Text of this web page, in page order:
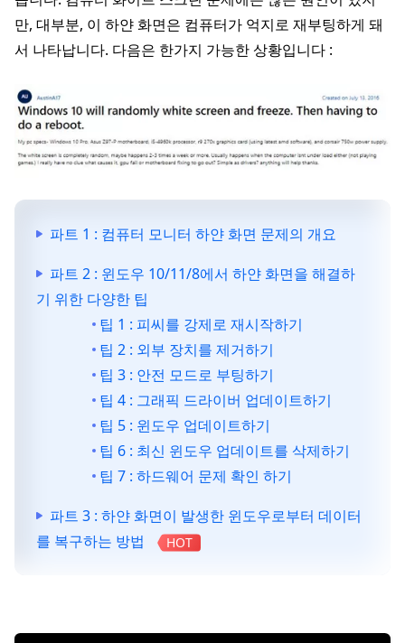
만, 대부분, 이 하얀 화면은 컴퓨터가 억지로 재부팅하게 돼
서 나타납니다. 다음은 한가지 가능한 상황입니다 :
파트 1 : 컴퓨터 모니터 하얀 화면 문제의 개요
파트 2 : 윈도우 10/11/8에서 하얀 화면을 해결하
기 위한 다양한 팁
팁 1 : 피씨를 강제로 재시작하기
팁 2 : 외부 장치를 제거하기
팁 3 : 안전 모드로 부팅하기
팁 4 : 그래픽 드라이버 업데이트하기
팁 5 : 윈도우 업데이트하기
팁 6 : 최신 윈도우 업데이트를 삭제하기
팁 7 : 하드웨어 문제 확인 하기
파트 3 : 하얀 화면이 발생한 윈도우로부터 데이터
를 복구하는 방법
HOT